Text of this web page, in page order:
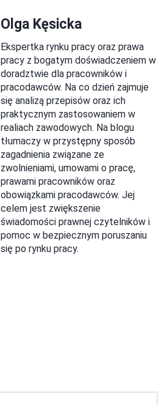
Olga Kęsicka
Ekspertka rynku pracy oraz prawa
pracy z bogatym doświadczeniem w
doradztwie dla pracowników i
pracodawców. Na co dzień zajmuje
się analizą przepisów oraz ich
praktycznym zastosowaniem w
realiach zawodowych. Na blogu
tłumaczy w przystępny sposób
zagadnienia związane ze
zwolnieniami, umowami o pracę,
prawami pracowników oraz
obowiązkami pracodawców. Jej
celem jest zwiększenie
świadomości prawnej czytelników i
pomoc w bezpiecznym poruszaniu
się po rynku pracy.